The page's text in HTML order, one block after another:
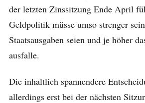
der letzten Zinssitzung Ende April
Geldpolitik müsse umso strenger
Staatsausgaben seien und je höher
ausfalle.
Die inhaltlich spannendere
allerdings erst bei der nächsten